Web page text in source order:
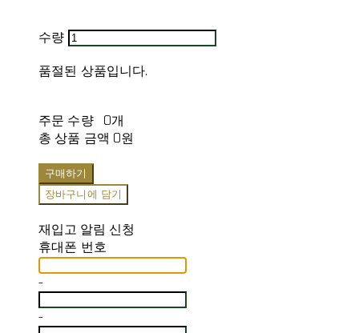
수량
품절된 상품입니다.
주문 수량
0개
총 상품 금액 0원
구매하기
장바구니에 담기
재입고 알림 신청
휴대폰 번호
-
-